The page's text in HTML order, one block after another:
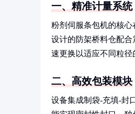
一、精准计量系统
粉剂伺服条包机的核
设计的防架桥料仓配
速更换以适应不同粒径
二、高效包装模块
设备集成制袋-充填-封